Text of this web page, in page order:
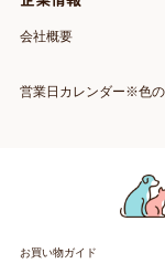
会社概要
営業日カレンダー※色の
お買い物ガイド